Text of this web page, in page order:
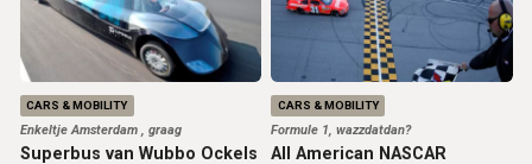
CARS & MOBILITY
Enkeltje Amsterdam , graag
Superbus van Wubbo Ockels
CARS & MOBILITY
Formule 1, wazzdatdan?
All American NASCAR